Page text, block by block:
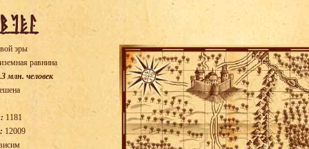
эры
равнина
млн. человек
1181
12009